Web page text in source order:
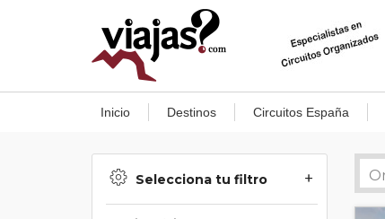
Inicio Destinos Circuitos España
Selecciona tu filtro